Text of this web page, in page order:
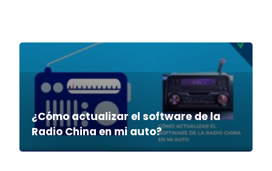
¿Cómo actualizar el software de la
Radio China en mi auto?